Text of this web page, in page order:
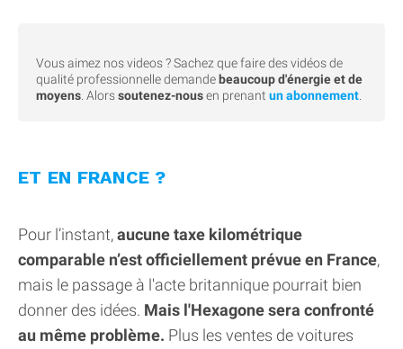
Vous aimez nos videos ? Sachez que faire des vidéos de
qualité professionnelle demande beaucoup d'énergie et de
moyens . Alorssoutenez-nousen prenant un abonnement
ET EN FRANCE ?
Pour l’instant,aucune taxe kilométrique
comparable n’est officiellement prévue en France,
mais le passage à l'acte britannique pourrait bien
donner des idées. Mais l'Hexagone sera confronté
au même problème. Plus les ventes de voitures